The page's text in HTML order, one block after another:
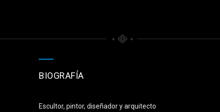
BIOGRAFÍA
Escultor, pintor, diseñador y arquitecto